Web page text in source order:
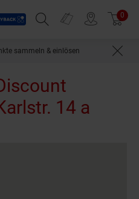
Suchfeld einblenden
Prospekte 0
sammeln & einlösen
14 a